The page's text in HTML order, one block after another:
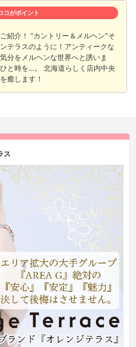
コがポイント
紹介！ "カントリー＆メルヘン"そ
テラスのように！アンティークな
分をメルヘンな世界へと誘いま
と時を…。 北海道らしく店内中央
癒します！
ス